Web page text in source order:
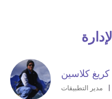
كريغ كلاسين
مدير التطبيقات